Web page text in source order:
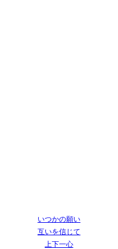
いつかの願い
互いを信じて
上下一心